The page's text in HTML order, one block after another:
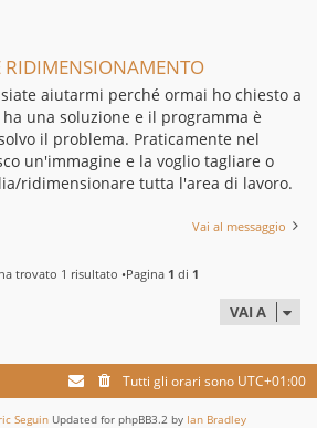
aiutarmi perché ormai ho chiesto a
una soluzione e il programma è
il problema. Praticamente nel
un'immagine e la voglio tagliare o
ridimensionare tutta l'area di lavoro.
Vai al messaggio
trovato 1 risultato •Pagina 1 di 1
VAI A
Tutti gli orari sono UTC+01:00
Seguin Updated for phpBB3.2 by Ian Bradley